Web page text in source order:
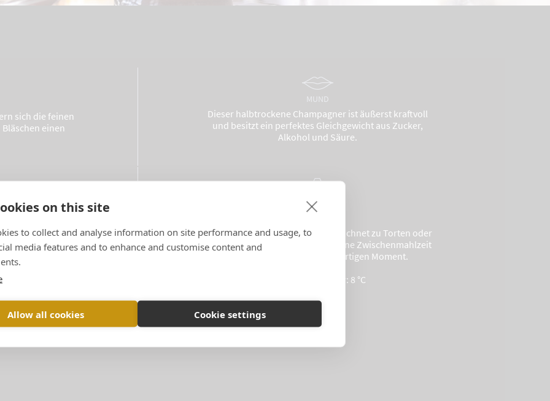
on this site
to collect and analyse information on site performance and usage, to
media features and to enhance and customise content and
Allow all cookies Cookie settings
sich die feinen
einen
MUND
Dieser halbtrockene Champagner ist äußerst kraftvoll
und besitzt ein perfektes Gleichgewicht aus Zucker,
Alkohol und Säure.
über.
Dieser Champagner passt ausgezeichnet zu Torten oder
Schokoladenkuchen und macht eine Zwischenmahlzeit
mit Brioche zu einem einzigartigen Moment.
Serviertemperatur: 8 °C
Von Florent NYS, Önologe und Kellerchef des Champagnerhauses Billecart-Salmon.